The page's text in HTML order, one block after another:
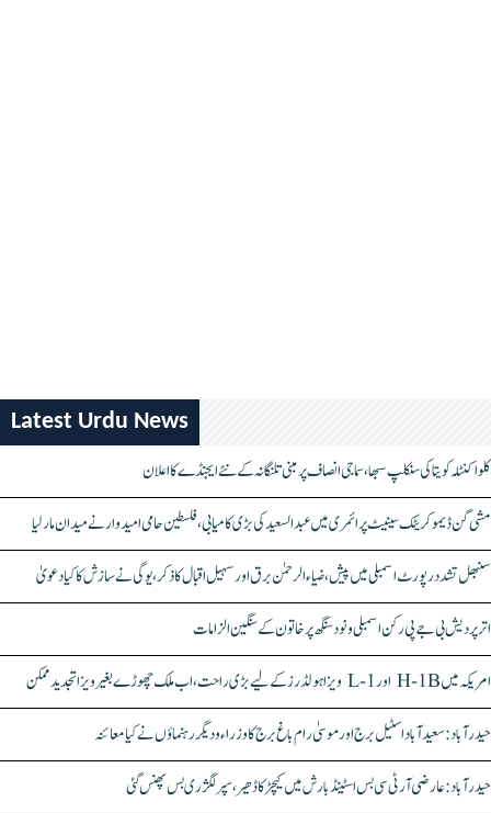
Latest Urdu News
کلواکنٹلہ کویتا کی سنکلپ سبھا، سماجی انصاف پر مبنی تلنگانہ کے نئے ایجنڈے کا اعلان
مشی گن ڈیموکریٹک سینیٹ پرائمری میں عبدالسعید کی بڑی کامیابی، فلسطین حامی امیدوار نے میدان مار لیا
سنبھل تشدد رپورٹ اسمبلی میں پیش، ضیاء الرحمٰن برق اور سہیل اقبال کا ذکر، یوگی نے سازش کا کیا دعویٰ
اتر پردیش بی جے پی رکن اسمبلی ونود سنگھ پر خاتون کے سنگین الزامات
امریکہ میں H-1B اور L-1 ویزا ہولڈرز کے لیے بڑی راحت، اب ملک چھوڑے بغیر ویزا تجدید ممکن
حیدرآباد: سعیدآباد اسٹیل برج اور موسیٰ رام باغ برج کا وزراء و دیگر رہنماؤں نے کیا معائنہ
حیدرآباد: عارضی آر ٹی سی بس اسٹینڈ بارش میں کیچڑ کا ڈھیر، سپر لگژری بس پھنس گئی